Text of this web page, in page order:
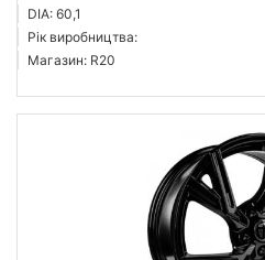
DIA: 60,1
Рік виробництва:
Магазин: R20